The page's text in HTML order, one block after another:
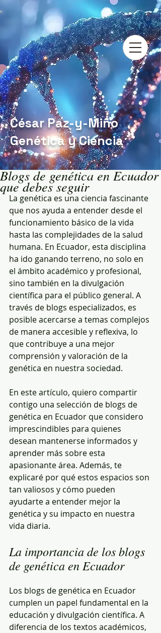
César Paz-y-Miño
Genética y Ciencia
Blogs de genética en Ecuador
que debes seguir
La genética es una ciencia fascinante
que nos ayuda a entender desde el
funcionamiento básico de la vida
hasta las complejidades de la salud
humana. En Ecuador, esta disciplina
ha ido ganando terreno, no solo en
el ámbito académico y profesional,
sino también en la divulgación
científica para el público general. A
través de blogs especializados, es
posible acercarse a temas complejos
de manera accesible y reflexiva, lo
que contribuye a una mejor
comprensión y valoración de la
genética en nuestra sociedad.
En este artículo, quiero compartir
contigo una selección de blogs de
genética en Ecuador que considero
imprescindibles para quienes
desean mantenerse informados y
aprender más sobre esta
apasionante área. Además, te
explicaré por qué estos espacios son
tan valiosos y cómo pueden
ayudarte a entender mejor la
genética y su impacto en nuestra
vida diaria.
La importancia de los blogs
de genética en Ecuador
Los blogs de genética en Ecuador
cumplen un papel fundamental en la
educación y divulgación científica. A
diferencia de los textos académicos,